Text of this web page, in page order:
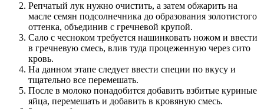
Репчатый лук нужно очистить, а затем обжарить на
масле семян подсолнечника до образования золотистого
оттенка, объединив с гречневой крупой.
Сало с чесноком требуется нашинковать ножом и ввести
в гречневую смесь, влив туда процеженную через сито
кровь.
На данном этапе следует ввести специи по вкусу и
тщательно все перемешать.
После в молоко понадобится добавить взбитые куриные
яйца, перемешать и добавить в кровяную смесь.